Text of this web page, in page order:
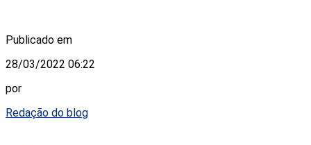
Publicado em
28/03/2022 06:22
por
Redação do blog